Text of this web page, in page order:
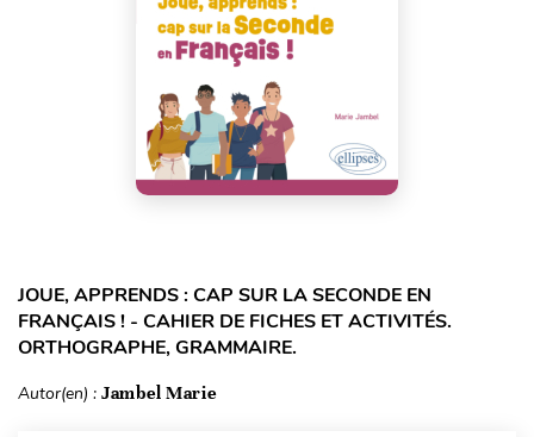
JOUE, APPRENDS : CAP SUR LA SECONDE EN
FRANÇAIS ! - CAHIER DE FICHES ET ACTIVITÉS.
ORTHOGRAPHE, GRAMMAIRE.
Autor(en) : Jambel Marie